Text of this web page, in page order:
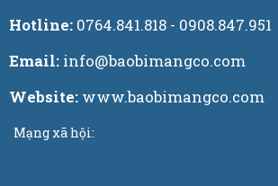
Hotline: 0764.841.818 - 0908.847.951
Email: info@baobimangco.com
Website: www.baobimangco.com
Mạng xã hội: